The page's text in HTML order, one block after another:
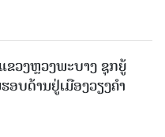
ຂວງຫຼວງພະບາງ ຊຸກຍູ້
ອບດ້ານຢູ່ເມືອງວຽງຄໍາ